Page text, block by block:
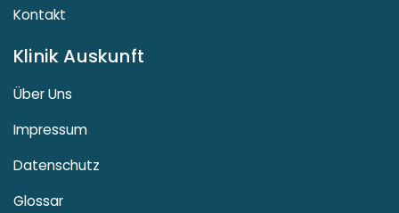
Kontakt
Klinik Auskunft
Über Uns
Impressum
Datenschutz
Glossar